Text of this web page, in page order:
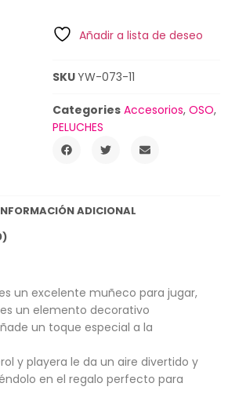
Añadir a lista de deseo
SKUYW-073-11
Categories Accesorios, OSO,
PELUCHES
ADICIONAL
un excelente muñeco para jugar,
un elemento decorativo
un toque especial a la
y playera le da un aire divertido y
en el regalo perfecto para